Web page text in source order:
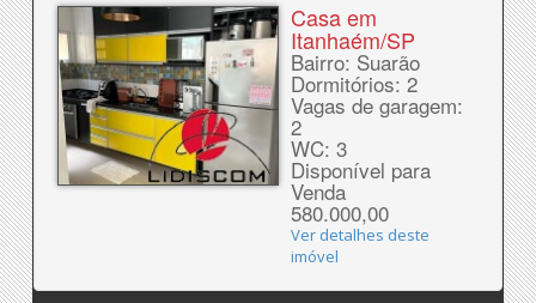
Casa em
Itanhaém/SP
Bairro: Suarão
Dormitórios: 2
Vagas de garagem:
2
WC: 3
Disponível para
Venda
580.000,00
Ver detalhes deste
imóvel